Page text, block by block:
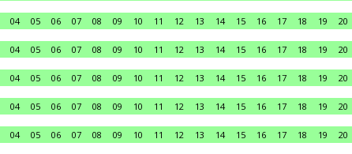
04 05 06 07 08 09 10 11 12 13 14 15 16 17 18 19 20
04 05 06 07 08 09 10 11 12 13 14 15 16 17 18 19 20
04 05 06 07 08 09 10 11 12 13 14 15 16 17 18 19 20
04 05 06 07 08 09 10 11 12 13 14 15 16 17 18 19 20
04 05 06 07 08 09 10 11 12 13 14 15 16 17 18 19 20